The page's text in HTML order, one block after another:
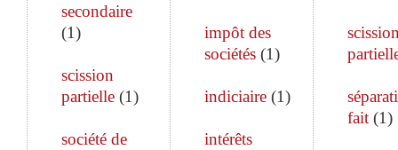
secondaire
(1)
scission
partielle (1)
société de
impôt des
sociétés(1)
indiciaire(1)
intérêts
fait(1)